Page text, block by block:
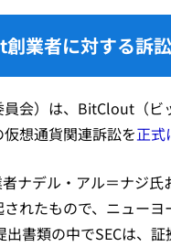
業者に対する訴
員会）は、BitClout（
想通貨関連訴訟を正式
ナデル・アル＝ナジ
れたもので、ニュー
出書類の中でSECは、